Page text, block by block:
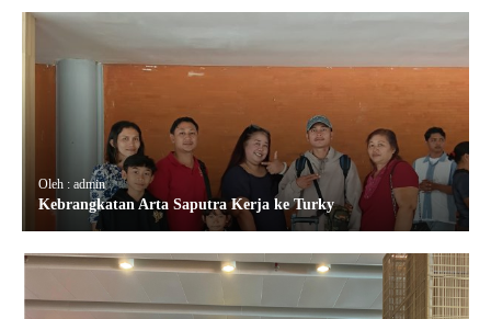
Oleh : admin
Kebrangkatan Arta Saputra Kerja ke Turky